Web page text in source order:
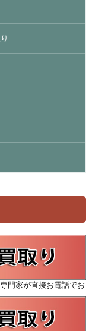
門家が直接お電話でお